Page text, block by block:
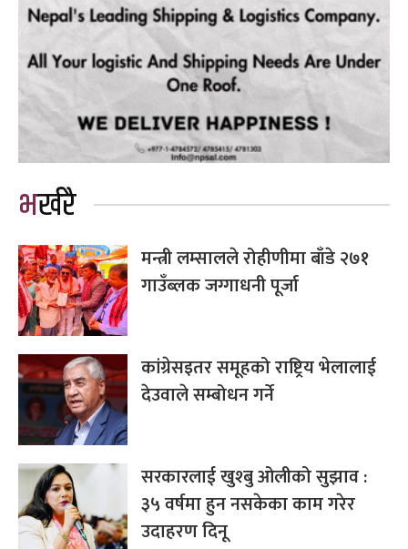
भर्खरै
मन्त्री लम्सालले रोहीणीमा बाँडे २७१
गाउँब्लक जग्गाधनी पूर्जा
कांग्रेसइतर समूहको राष्ट्रिय भेलालाई
देउवाले सम्बोधन गर्ने
सरकारलाई खुश्बु ओलीको सुझाव :
३५ वर्षमा हुन नसकेका काम गरेर
उदाहरण दिनू